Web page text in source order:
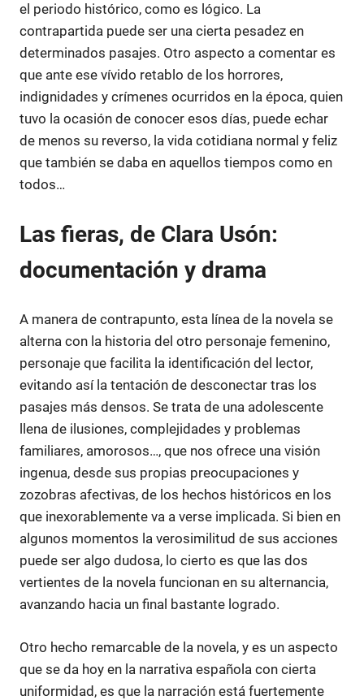
el periodo histórico, como es lógico. La
contrapartida puede ser una cierta pesadez en
determinados pasajes. Otro aspecto a comentar es
que ante ese vívido retablo de los horrores,
indignidades y crímenes ocurridos en la época, quien
tuvo la ocasión de conocer esos días, puede echar
de menos su reverso, la vida cotidiana normal y feliz
que también se daba en aquellos tiempos como en
todos…
Las fieras, de Clara Usón:
documentación y drama
A manera de contrapunto, esta línea de la novela se
alterna con la historia del otro personaje femenino,
personaje que facilita la identificación del lector,
evitando así la tentación de desconectar tras los
pasajes más densos. Se trata de una adolescente
llena de ilusiones, complejidades y problemas
familiares, amorosos…, que nos ofrece una visión
ingenua, desde sus propias preocupaciones y
zozobras afectivas, de los hechos históricos en los
que inexorablemente va a verse implicada. Si bien en
algunos momentos la verosimilitud de sus acciones
puede ser algo dudosa, lo cierto es que las dos
vertientes de la novela funcionan en su alternancia,
avanzando hacia un final bastante logrado.
Otro hecho remarcable de la novela, y es un aspecto
que se da hoy en la narrativa española con cierta
uniformidad, es que la narración está fuertemente